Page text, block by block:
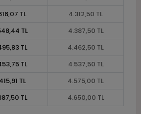
TL
4.312,50 TL
TL
4.387,50 TL
TL
4.462,50 TL
TL
4.537,50 TL
415,91 TL
4.575,00 TL
TL 4.650,00 TL